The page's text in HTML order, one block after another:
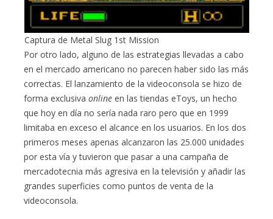
Captura de Metal Slug 1st Mission
Por otro lado, alguno de las estrategias llevadas a cabo
en el mercado americano no parecen haber sido las más
correctas. El lanzamiento de la videoconsola se hizo de
forma exclusivaonline en las tiendas eToys, un hecho
que hoy en día no sería nada raro pero que en 1999
limitaba en exceso el alcance en los usuarios. En los dos
primeros meses apenas alcanzaron las 25.000 unidades
por esta vía y tuvieron que pasar a una campaña de
mercadotecnia más agresiva en la televisión y añadir las
grandes superficies como puntos de venta de la
videoconsola.